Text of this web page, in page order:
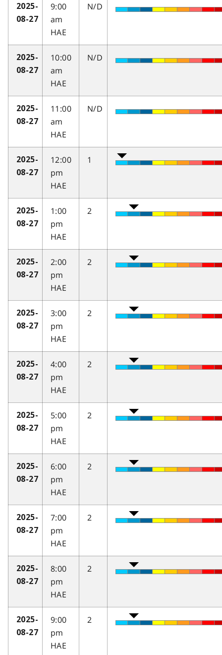
2025-
08-27
9:00
am
HAE
N/D
2025-
08-27
10:00
am
HAE
N/D
2025-
08-27
11:00
am
HAE
N/D
2025-
08-27
12:00
pm
HAE
1
2025-
08-27
1:00
pm
HAE
2
2025-
08-27
2:00
pm
HAE
2
2025-
08-27
3:00
pm
HAE
2
2025-
08-27
4:00
pm
HAE
2
2025-
08-27
5:00
pm
HAE
2
2025-
08-27
6:00
pm
HAE
2
2025-
08-27
7:00
pm
HAE
2
2025-
08-27
8:00
pm
HAE
2
2025-
08-27
9:00
pm
HAE
2